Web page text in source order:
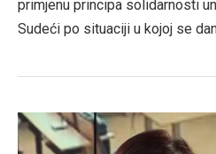
primjenu principa solidarnosti
Sudeći po situaciji u kojoj se